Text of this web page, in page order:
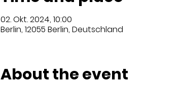
02. Okt. 2024, 10:00
Berlin, 12055 Berlin, Deutschland
About the event